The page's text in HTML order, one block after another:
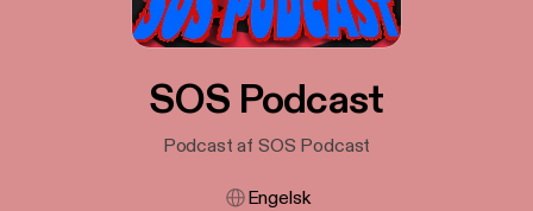
SOS Podcast
Podcast af SOS Podcast
Engelsk